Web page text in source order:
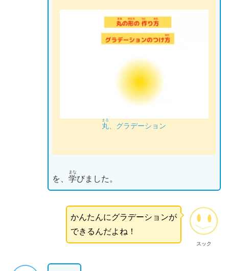
丸
まる
、グラデーション
を、 学
まな
びました。
スック
かんたんにグラデーションが
できるんだよね！